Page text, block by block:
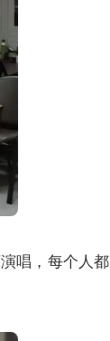
唱，每个人